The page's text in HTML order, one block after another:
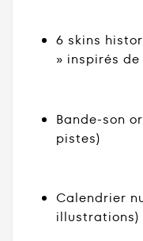
6 skins
» inspirés de
Bande-son
pistes)
Calendrier
illustrations)